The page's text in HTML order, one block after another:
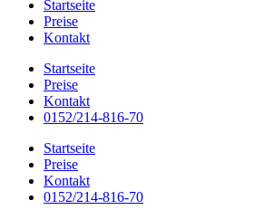
Startseite
Preise
Kontakt
Startseite
Preise
Kontakt
0152/214-816-70
Startseite
Preise
Kontakt
0152/214-816-70